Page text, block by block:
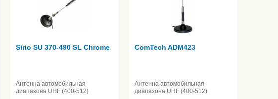
Sirio SU 370-490 SL Chrome
Антенна автомобильная
диапазона UHF (400-512)
ComTech ADM423
Антенна автомобильная
диапазона UHF (400-512)